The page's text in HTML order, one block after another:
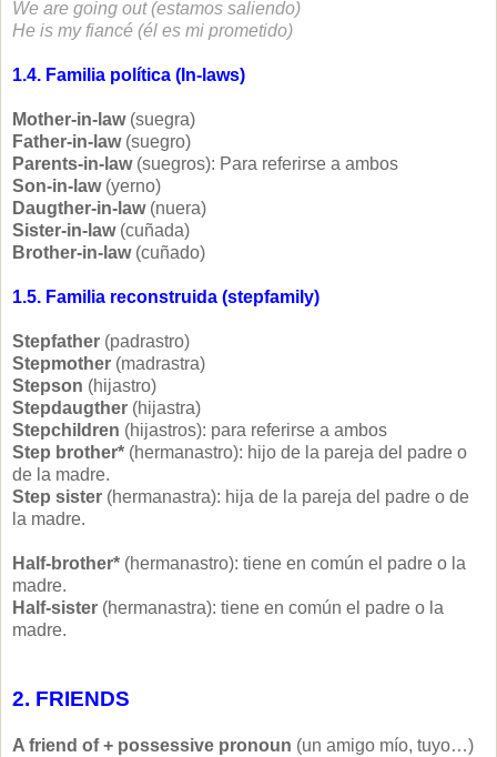
We are going out (estamos saliendo)
He is my fiancé (él es mi prometido)
1.4. Familia política (In-laws)
Mother-in-law(suegra)
Father-in-law(suegro)
Parents-in-law(suegros): Para referirse a ambos
Son-in-law(yerno)
Daugther-in-law (nuera)
Sister-in-law (cuñada)
Brother-in-law(cuñado)
1.5. Familia reconstruida (stepfamily)
Stepfather (padrastro)
Stepmother (madrastra)
Stepson (hijastro)
Stepdaugther (hijastra)
Stepchildren (hijastros): para referirse a ambos
Step brother* (hermanastro): hijo de la pareja del padre o
de la madre.
Step sister (hermanastra): hija de la pareja del padre o de
la madre.
Half-brother* (hermanastro): tiene en común el padre o la
madre.
Half-sister (hermanastra): tiene en común el padre o la
madre.
2. FRIENDS
A friend of + possessive pronoun (un amigo mío, tuyo…)